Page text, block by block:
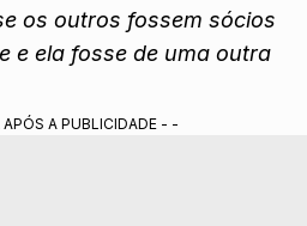
os outros fossem sócios
e ela fosse de uma outra
A PUBLICIDADE - -